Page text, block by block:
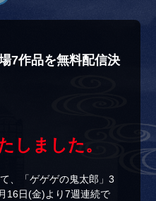
7作品を無料配信決
しました。
、「ゲゲゲの鬼太郎」3
16日(金)より7週連続で